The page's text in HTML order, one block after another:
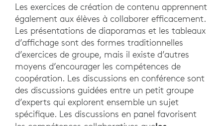
Les exercices de création de contenu apprennent
également aux élèves à collaborer efficacement.
Les présentations de diaporamas et les tableaux
d’affichage sont des formes traditionnelles
d’exercices de groupe, mais il existe d’autres
moyens d’encourager les compétences de
coopération. Les discussions en conférence sont
des discussions guidées entre un petit groupe
d’experts qui explorent ensemble un sujet
spécifique. Les discussions en panel favorisent